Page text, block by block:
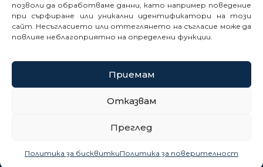
позволи да обработваме данни, като например поведение
при сърфиране или уникални идентификатори на този
сайт. Несъгласието или оттеглянето на съгласие може да
повлияе неблагоприятно на определени функции.
Приемам
Отказвам
Преглед
Политика за бисквиткиПолитика за поверителност
Профил на купувача
Кариери
Контакти
Политика за поверителност
Карта на сайта